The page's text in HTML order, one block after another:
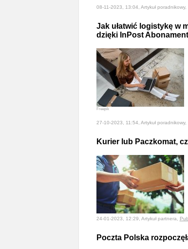
08-11-2023, 13:04, Artykuł poradnikowy,
Jak ułatwić logistykę w
dzięki InPost
Freepik
27-10-2023, 11:54, Artykuł poradnikowy,
Kurier lub Paczkomat,
24-01-2023, 12:29, Artykuł partnera,
Poczta Polska